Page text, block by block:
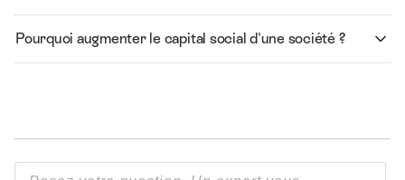
Pourquoi augmenter le capital social d'une société ?